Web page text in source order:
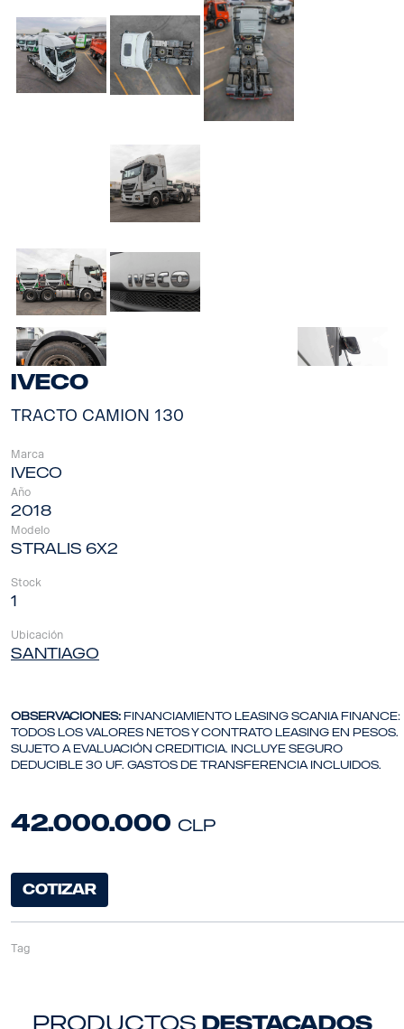
IVECO
TRACTO CAMION 130
Marca
IVECO
Año
2018
Modelo
STRALIS 6X2
Stock
1
Ubicación
SANTIAGO
OBSERVACIONES: Financiamiento Leasing Scania Finance:
todos los valores netos y contrato leasing en pesos.
Sujeto a evaluación crediticia. Incluye seguro
deducible 30 uf. Gastos de transferencia incluidos.
42.000.000 clp
COTIZAR
Tag
productos destacados